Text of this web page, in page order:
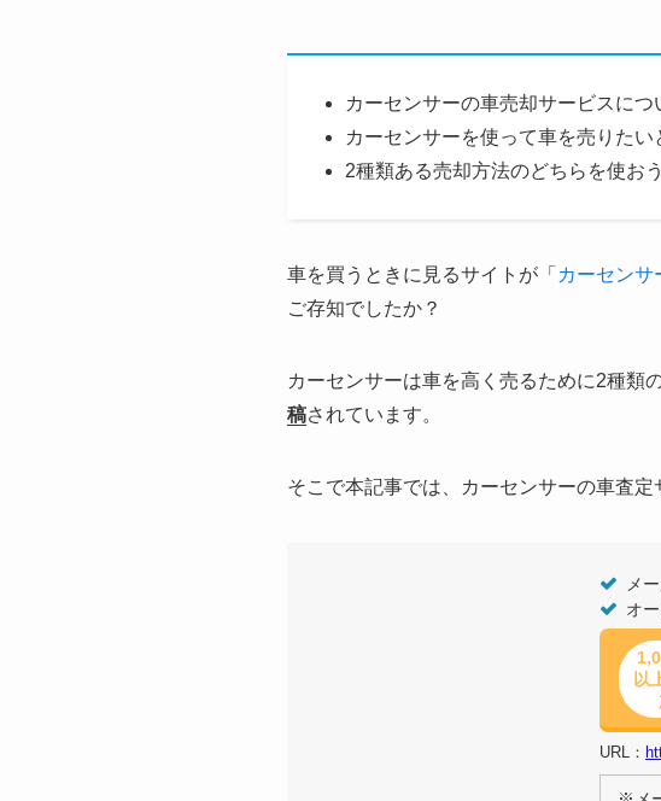
カーセンサーの車売却サービスにつ
カーセンサーを使って車を売りた
2種類ある売却方法のどちらを使お
車を買うときに見るサイトが「 カーセンサ
ご存知でしたか？
カーセンサーは車を高く売るために2種類
稿されています。
そこで本記事では、カーセンサーの車査
メ
オ
以
URL：